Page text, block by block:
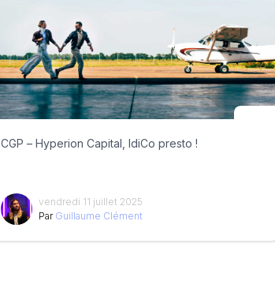
CGP – Hyperion Capital, IdiCo presto !
vendredi 11 juillet 2025
Par Guillaume Clément